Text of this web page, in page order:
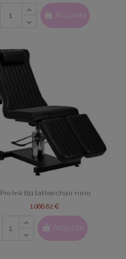
Acquista
Pro Ink 611 tattoo chair nero
1.066,62 €
Acquista